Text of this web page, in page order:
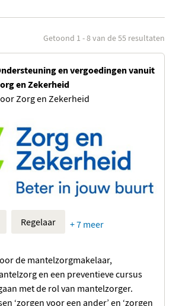
Getoond 1 - 8 van de 55 resultaten
en vergoedingen vanuit
en Zekerheid
Zorg en Zekerheid
Regelaar + 7 meer
de mantelzorgmakelaar,
en een preventieve cursus
met de rol van mantelzorger.
‘zorgen voor een ander’ en ‘zorgen